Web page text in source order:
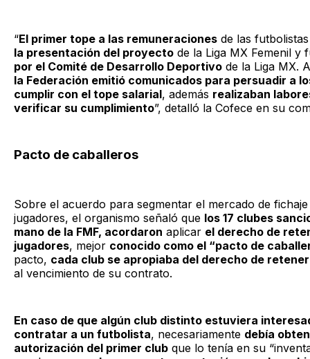
“El primer tope a las remuneraciones de las
la presentación del proyecto de la Liga MX Femenil y
por el Comité de Desarrollo Deportivo de la Liga MX.
la Federación emitió comunicados para persuadir a
cumplir con el tope salarial, además realizaban
verificar su cumplimiento”, detalló la Cofece en su
Pacto de caballeros
Sobre el acuerdo para segmentar el mercado de
jugadores, el organismo señaló que los 17 clubes
mano de la FMF, acordaron aplicar el derecho de
jugadores, mejor conocido como el “pacto de
pacto, cada club se apropiaba del derecho de
al vencimiento de su contrato.
En caso de que algún club distinto estuviera
contratar a un futbolista, necesariamente debía
autorización del primer club que lo tenía en su